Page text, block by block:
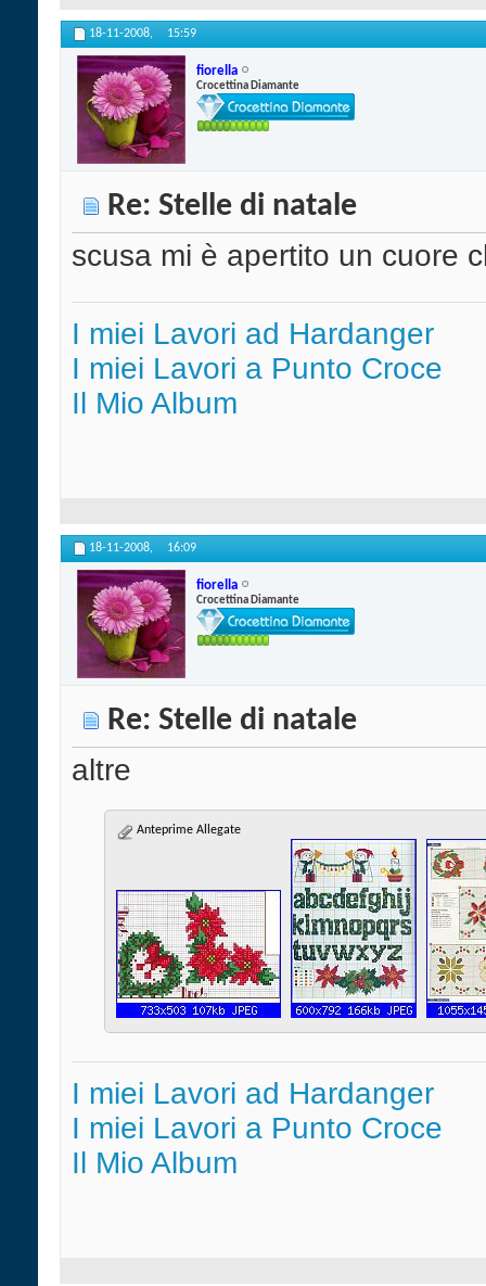
18-11-2008, 15:59
fiorella
Crocettina Diamante
Re: Stelle di natale
scusa mi è apertito un cuore
I miei Lavori ad Hardanger
I miei Lavori a Punto Croce
Il Mio Album
18-11-2008, 16:09
fiorella
Crocettina Diamante
Re: Stelle di natale
altre
Anteprime Allegate
I miei Lavori ad Hardanger
I miei Lavori a Punto Croce
Il Mio Album